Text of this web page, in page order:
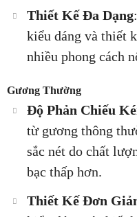
Thiết Kế Đa Dạng
kiểu dáng và thiết
nhiều phong cách
Gương Thường
Độ Phản Chiếu
từ gương thông
sắc nét do chất
bạc thấp hơn.
Thiết Kế Đơn